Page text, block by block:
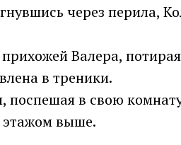
через перила,
Валера,
в треники.
поспешая в свою
этажом выше.